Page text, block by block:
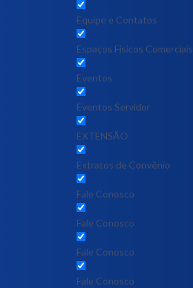
Equipe e Contatos
Espaços Físicos Comerciais
Eventos
Eventos Servidor
EXTENSÃO
Extratos de Convênio
Fale Conosco
Fale Conosco
Fale Conosco
Fale Conosco